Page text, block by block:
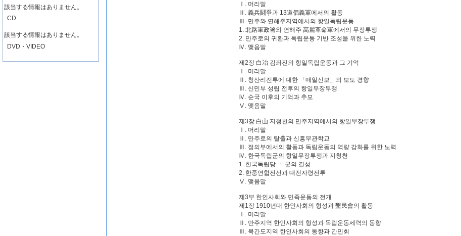
該当する情報はありません。
CD
該当する情報はありません。
DVD・VIDEO
Ⅰ. 머리말
Ⅱ. 義兵鬪爭과 13道倡義軍에서의 활동
Ⅲ. 만주와 연해주지역에서의 항일독립운동
1. 北路軍政署와 연해주 高麗革命軍에서의 무장투쟁
2. 만주로의 귀환과 독립운동 기반 조성을 위한 노력
Ⅳ. 맺음말
제2장 白冶 김좌진의 항일독립운동과 그 기억
Ⅰ. 머리말
Ⅱ. 청산리전투에 대한 「매일신보」의 보도 경향
Ⅲ. 신민부 성립 전후의 항일무장투쟁
Ⅳ. 순국 이후의 기억과 추모
Ⅴ. 맺음말
제3장 白山 지청천의 만주지역에서의 항일무장투쟁
Ⅰ. 머리말
Ⅱ. 만주로의 탈출과 신흥무관학교
Ⅲ. 정의부에서의 활동과 독립운동의 역량 강화를 위한 노력
Ⅳ. 한국독립군의 항일무장투쟁과 지청천
1. 한국독립당 ㆍ 군의 결성
2. 한중연합전선과 대전자령전투
Ⅴ. 맺음말
제3부 한인사회와 민족운동의 전개
제1장 1910년대 한인사회의 형성과 墾民會의 활동
Ⅰ. 머리말
Ⅱ. 만주지역 한인사회의 형성과 독립운동세력의 동향
Ⅲ. 북간도지역 한인사회의 동향과 간민회